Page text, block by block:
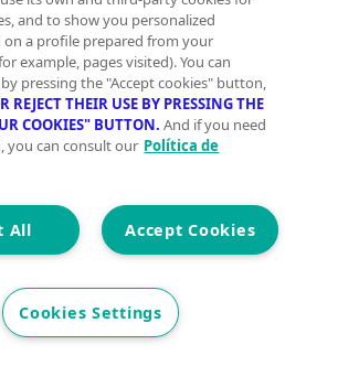
y gestos sencillos para una
con tu presente para que vivas
mejor mañana
and to show you personalized
on a profile prepared from your
example, pages visited). You can
pressing the "Accept cookies" button,
REJECT THEIR USE BY PRESSING THE
COOKIES" BUTTON. And if you need
you can consult our Política de
Accept Cookies
All
Cookies Settings